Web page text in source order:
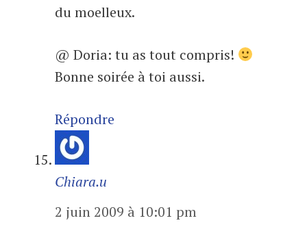
du moelleux.
@ Doria: tu as tout compris!
Bonne soirée à toi aussi.
Répondre
Chiara.u
2 juin 2009 à 10:01 pm